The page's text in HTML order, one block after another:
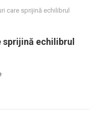
care sprijină echilibrul
echilibrul